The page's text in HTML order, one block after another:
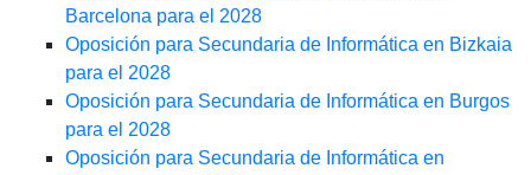
Barcelona para el 2028
Oposición para Secundaria de Informática en Bizkaia
para el 2028
Oposición para Secundaria de Informática en Burgos
para el 2028
Oposición para Secundaria de Informática en